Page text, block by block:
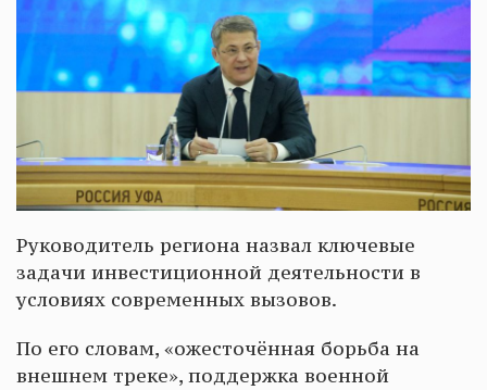
Руководитель региона назвал ключевые
задачи инвестиционной деятельности в
условиях современных вызовов.
По его словам, «ожесточённая борьба на
внешнем треке», поддержка военной